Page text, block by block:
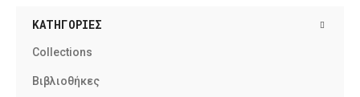
ΚΑΤΗΓΟΡΊΕΣ
Collections
Βιβλιοθήκες